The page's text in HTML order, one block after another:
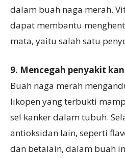
dalam buah naga merah.
dapat membantu
mata, yaitu salah satu
9. Mencegah penyakit
Buah naga merah
likopen yang terbukti
sel kanker dalam tubuh.
antioksidan lain, seperti
dan betalain, dalam buah